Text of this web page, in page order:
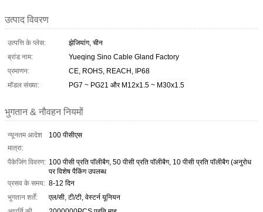
उत्पाद विवरण
उत्पत्ति के प्लेस:
झेजियांग, चीन
ब्रांड नाम:
Yueqing Sino Cable Gland Factory
प्रमाणन:
CE, ROHS, REACH, IP68
मॉडल संख्या:
PG7 ~ PG21 और M12x1.5 ~ M30x1.5
भुगतान & नौवहन नियमों
न्यूनतम आदेश
मात्रा:
100 पीसीएस
पैकेजिंग विवरण: 100 पीसी प्रति पॉलीबैग, 50 पीसी प्रति पॉलीबैग, 10 पीसी प्रति पॉलीबैग (अनुरोध
पर विशेष पैकिंग उपलब्ध
प्रसव के समय: 8-12 दिन
भुगतान शर्तें:
एल/सी, टी/टी, वेस्टर्न यूनियन